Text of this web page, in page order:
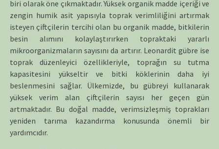
biri olarak öne çıkmaktadır. Yüksek organik madde içeriği ve
zengin humik asit yapısıyla toprak verimliliğini artırmak
isteyen çiftçilerin tercihi olan bu organik madde, bitkilerin
besin alımını kolaylaştırırken topraktaki yararlı
mikroorganizmaların sayısını da artırır. Leonardit gübre ise
toprak düzenleyici özellikleriyle, toprağın su tutma
kapasitesini yükseltir ve bitki köklerinin daha iyi
beslenmesini sağlar. Ülkemizde, bu gübreyi kullanarak
yüksek verim alan çiftçilerin sayısı her geçen gün
artmaktadır. Bu doğal madde, verimsizleşmiş toprakları
yeniden tarıma kazandırma konusunda önemli bir
yardımcıdır.